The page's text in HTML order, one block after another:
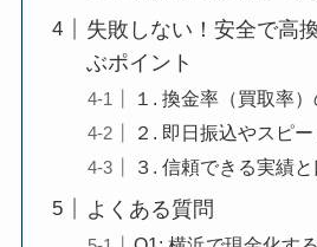
失敗しない！安全で高
ぶポイント
１. 換金率（買取率
２. 即日振込やスピ
３. 信頼できる実績
よくある質問